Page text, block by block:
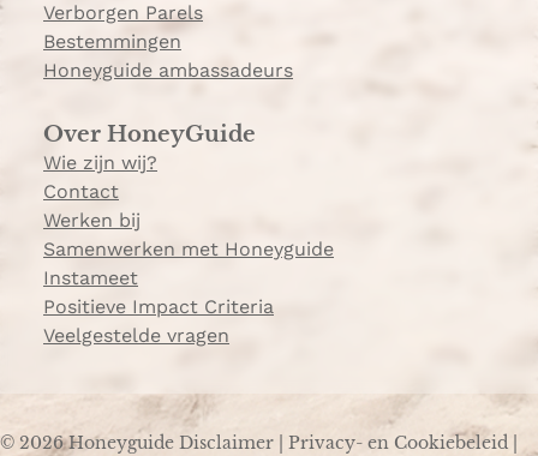
Verborgen Parels
Bestemmingen
Honeyguide ambassadeurs
Over HoneyGuide
Wie zijn wij?
Contact
Werken bij
Samenwerken met Honeyguide
Instameet
Positieve Impact Criteria
Veelgestelde vragen
© 2026 Honeyguide Disclaimer Privacy- en Cookiebeleid